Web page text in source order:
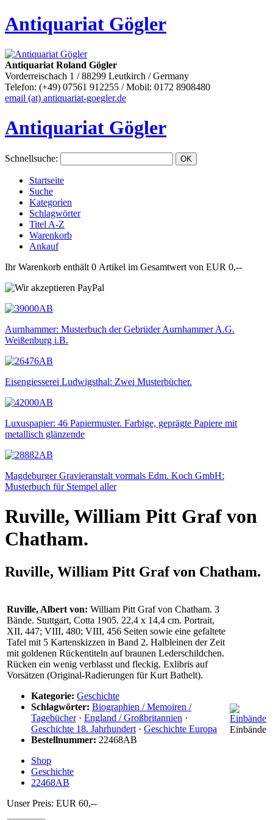
Antiquariat Gögler
Antiquariat Roland Gögler
Vorderreischach 1 / 88299 Leutkirch / Germany
Telefon: (+49) 07561 912255 / Mobil: 0172 8908480
email (at) antiquariat-goegler.de
Antiquariat Gögler
Schnellsuche:
Startseite
Suche
Kategorien
Schlagwörter
Titel A-Z
Warenkorb
Ankauf
Ihr Warenkorb enthält 0 Artikel im Gesamtwert von EUR 0,--
Aurnhammer: Musterbuch der Gebrüder Aurnhammer A.G.
Weißenburg i.B.
Eisengiesserei Ludwigsthal: Zwei Musterbücher.
Luxuspapier: 46 Papiermuster. Farbige, geprägte Papiere mit
metallisch glänzende
Magdeburger Gravieranstalt vormals Edm. Koch GmbH:
Musterbuch für Stempel aller
Ruville, William Pitt Graf von
Chatham.
Ruville, William Pitt Graf von Chatham.
Ruville, Albert von: William Pitt Graf von Chatham. 3
Bände. Stuttgart, Cotta 1905. 22,4 x 14,4 cm. Portrait,
XII, 447; VIII, 480; VIII, 456 Seiten sowie eine gefaltete
Tafel mit 5 Kartenskizzen in Band 2. Halbleinen der Zeit
mit goldenen Rückentiteln auf braunen Lederschildchen.
Rücken ein wenig verblasst und fleckig. Exlibris auf
Vorsätzen (Original-Radierungen für Kurt Bathelt).
Kategorie: Geschichte
Schlagwörter: Biographien / Memoiren /
Tagebücher· England / Großbritannien ·
Geschichte 18. Jahrhundert · Geschichte Europa
Bestellnummer: 22468AB
Shop
Geschichte
22468AB
Unser Preis: EUR 60,--
Einbände